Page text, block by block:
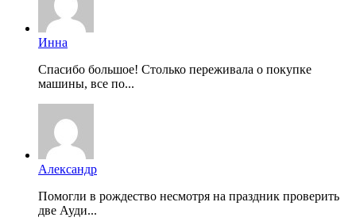
Инна
Спасибо большое! Столько переживала о покупке
машины, все по...
Александр
Помогли в рождество несмотря на праздник проверить
две Ауди...